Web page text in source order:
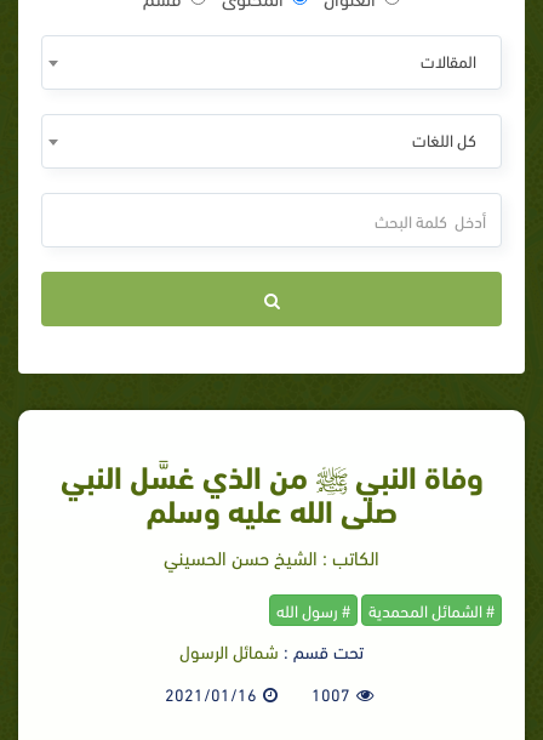
المقالات
كل اللغات
وفاة النبي ﷺ من الذي غسَّل النبي
صلى الله عليه وسلم
الكاتب : الشيخ حسن الحسيني
# الشمائل المحمدية # رسول الله
تحت قسم : شمائل الرسول
1007
2021/01/16